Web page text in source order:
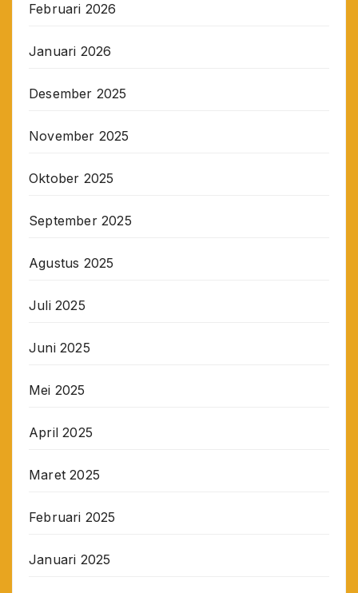
Februari 2026
Januari 2026
Desember 2025
November 2025
Oktober 2025
September 2025
Agustus 2025
Juli 2025
Juni 2025
Mei 2025
April 2025
Maret 2025
Februari 2025
Januari 2025